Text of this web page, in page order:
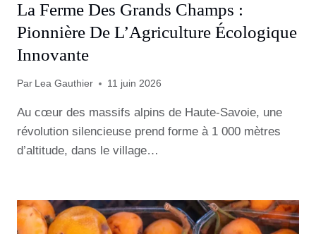
La Ferme Des Grands Champs :
Pionnière De L’Agriculture Écologique
Innovante
Par Lea Gauthier 11 juin 2026
Au cœur des massifs alpins de Haute-Savoie, une
révolution silencieuse prend forme à 1 000 mètres
d’altitude, dans le village…